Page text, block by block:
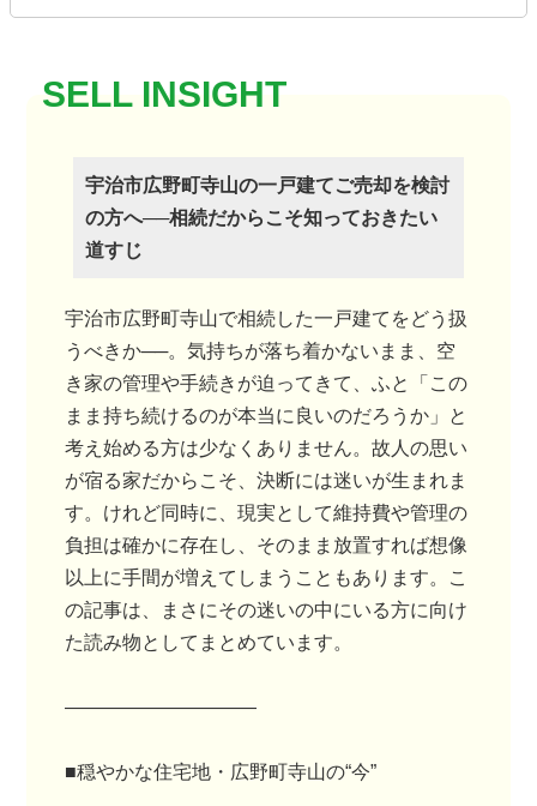
宇治市広野町寺山の一戸建てご売却を検討
の方へ──相続だからこそ知っておきたい
道すじ
宇治市広野町寺山で相続した一戸建てをどう扱
うべきか──。気持ちが落ち着かないまま、空
き家の管理や手続きが迫ってきて、ふと「この
まま持ち続けるのが本当に良いのだろうか」と
考え始める方は少なくありません。故人の思い
が宿る家だからこそ、決断には迷いが生まれま
す。けれど同時に、現実として維持費や管理の
負担は確かに存在し、そのまま放置すれば想像
以上に手間が増えてしまうこともあります。こ
の記事は、まさにその迷いの中にいる方に向け
た読み物としてまとめています。
――――――――――
■穏やかな住宅地・広野町寺山の“今”